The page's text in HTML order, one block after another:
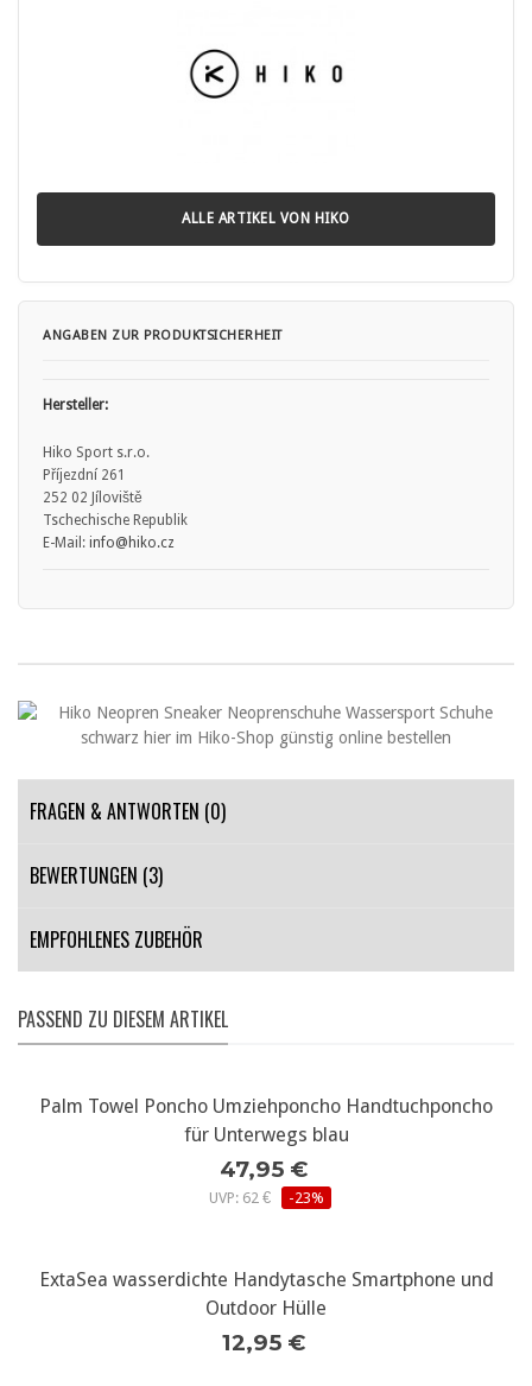
ALLE ARTIKEL VON HIKO
ANGABEN ZUR PRODUKTSICHERHEIT
Hersteller:
Hiko Sport s.r.o.
Příjezdní 261
252 02 Jíloviště
Tschechische Republik
E-Mail: info@hiko.cz
FRAGEN & ANTWORTEN (0)
BEWERTUNGEN (3)
EMPFOHLENES ZUBEHÖR
PASSEND ZU DIESEM ARTIKEL
Palm Towel Poncho Umziehponcho Handtuchponcho
für Unterwegs blau
47,95 €
UVP: 62 € -23%
ExtaSea wasserdichte Handytasche Smartphone und
Outdoor Hülle
12,95 €